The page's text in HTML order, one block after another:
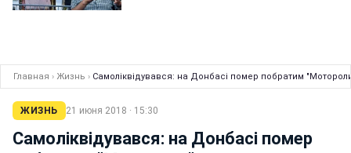
Главная › Жизнь › Самоліквідувався: на Донбасі помер побратим
ЖИЗНЬ 21 июня 2018 · 15:30
Самоліквідувався: на Донбасі помер